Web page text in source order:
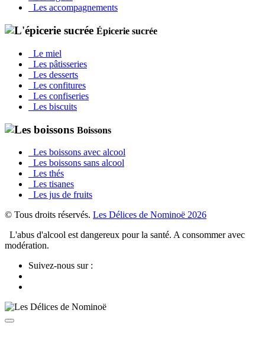
Les accompagnements
Épicerie sucrée
Le miel
Les pâtisseries
Les desserts
Les confitures
Les confiseries
Les biscuits
Boissons
Les boissons avec alcool
Les boissons sans alcool
Les thés
Les tisanes
Les jus de fruits
© Tous droits réservés. Les Délices de Nominoë 2026
L'abus d'alcool est dangereux pour la santé. A consommer avec
modération.
Suivez-nous sur :